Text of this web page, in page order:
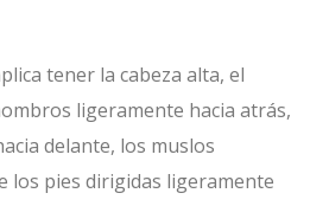
tener la cabeza alta, el
ligeramente hacia atrás,
delante, los muslos
los pies dirigidas ligeramente